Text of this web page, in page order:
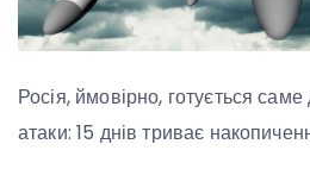
Росія, ймовірно, готується
атаки: 15 днів триває